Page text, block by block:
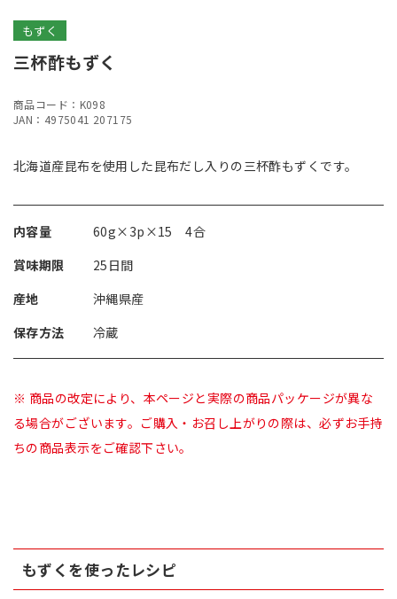
もずく
三杯酢もずく
商品コード：K098
JAN：4975041 207175
北海道産昆布を使用した昆布だし入りの三杯酢もずくです。
内容量
60g×3p×15 4合
賞味期限
25日間
産地
沖縄県産
保存方法
冷蔵
※ 商品の改定により、本ページと実際の商品パッケージが異な
る場合がございます。ご購入・お召し上がりの際は、必ずお手持
ちの商品表示をご確認下さい。
もずくを使ったレシピ